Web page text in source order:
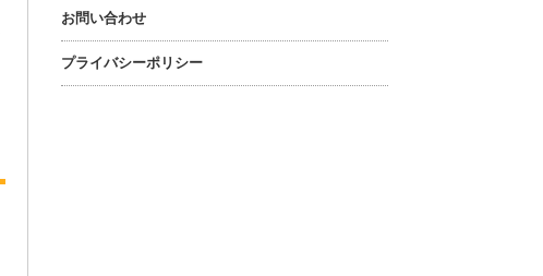
お問い合わせ
プライバシーポリシー